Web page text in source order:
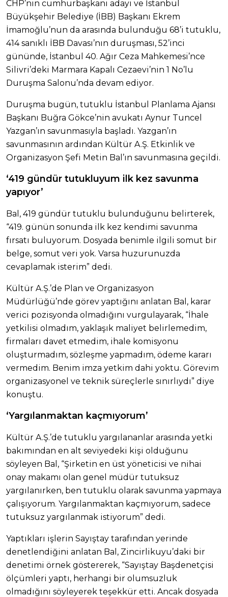
CHP’nin cumhurbaşkanı adayı ve İstanbul
Büyükşehir Belediye (İBB) Başkanı Ekrem
İmamoğlu’nun da arasında bulunduğu 68’i tutuklu,
414 sanıklı İBB Davası’nın duruşması, 52’inci
gününde, İstanbul 40. Ağır Ceza Mahkemesi’nce
Silivri’deki Marmara Kapalı Cezaevi’nin 1 No’lu
Duruşma Salonu’nda devam ediyor.
Duruşma bugün, tutuklu İstanbul Planlama Ajansı
Başkanı Buğra Gökce’nin avukatı Aynur Tuncel
Yazgan’ın savunmasıyla başladı. Yazgan’ın
savunmasının ardından Kültür A.Ş. Etkinlik ve
Organizasyon Şefi Metin Bal’ın savunmasına geçildi.
‘419 gündür tutukluyum ilk kez savunma
yapıyor’
Bal, 419 gündür tutuklu bulunduğunu belirterek,
“419. günün sonunda ilk kez kendimi savunma
fırsatı buluyorum. Dosyada benimle ilgili somut bir
belge, somut veri yok. Varsa huzurunuzda
cevaplamak isterim” dedi.
Kültür A.Ş.’de Plan ve Organizasyon
Müdürlüğü’nde görev yaptığını anlatan Bal, karar
verici pozisyonda olmadığını vurgulayarak, “İhale
yetkilisi olmadım, yaklaşık maliyet belirlemedim,
firmaları davet etmedim, ihale komisyonu
oluşturmadım, sözleşme yapmadım, ödeme kararı
vermedim. Benim imza yetkim dahi yoktu. Görevim
organizasyonel ve teknik süreçlerle sınırlıydı” diye
konuştu.
‘Yargılanmaktan kaçmıyorum’
Kültür A.Ş.’de tutuklu yargılananlar arasında yetki
bakımından en alt seviyedeki kişi olduğunu
söyleyen Bal, “Şirketin en üst yöneticisi ve nihai
onay makamı olan genel müdür tutuksuz
yargılanırken, ben tutuklu olarak savunma yapmaya
çalışıyorum. Yargılanmaktan kaçmıyorum, sadece
tutuksuz yargılanmak istiyorum” dedi.
Yaptıkları işlerin Sayıştay tarafından yerinde
denetlendiğini anlatan Bal, Zincirlikuyu’daki bir
denetimi örnek göstererek, “Sayıştay Başdenetçisi
ölçümleri yaptı, herhangi bir olumsuzluk
olmadığını söyleyerek teşekkür etti. Ancak dosyada